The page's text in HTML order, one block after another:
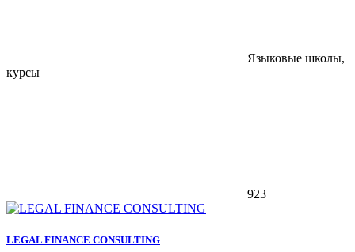
Языковые школы,
курсы
923
LEGAL FINANCE CONSULTING